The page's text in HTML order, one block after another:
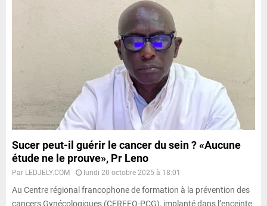
Sucer peut-il guérir le cancer du sein ? «Aucune
étude ne le prouve», Pr Leno
Par LEDJELY.COM lundi 20 octobre 2025 à 18:01
Au Centre régional francophone de formation à la prévention des
cancers Gynécologiques (CERFFO-PCG), implanté dans l’enceinte